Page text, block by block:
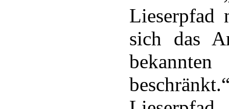
Lieserpfad
sich das